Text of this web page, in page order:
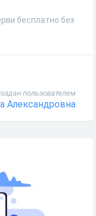
бесплатно без
пользователем
Александровна